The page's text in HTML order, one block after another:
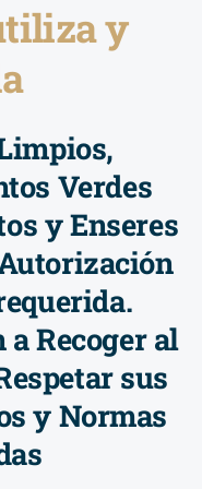
y
Verdes
y Enseres
Recoger al
sus
y Normas